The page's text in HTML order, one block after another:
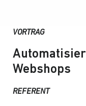
VORTRAG
Webshops
REFERENT